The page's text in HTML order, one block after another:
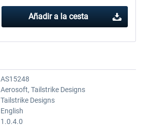
Añadir a la cesta
AS15248
Aerosoft, Tailstrike Designs
Tailstrike Designs
English
1.0.4.0